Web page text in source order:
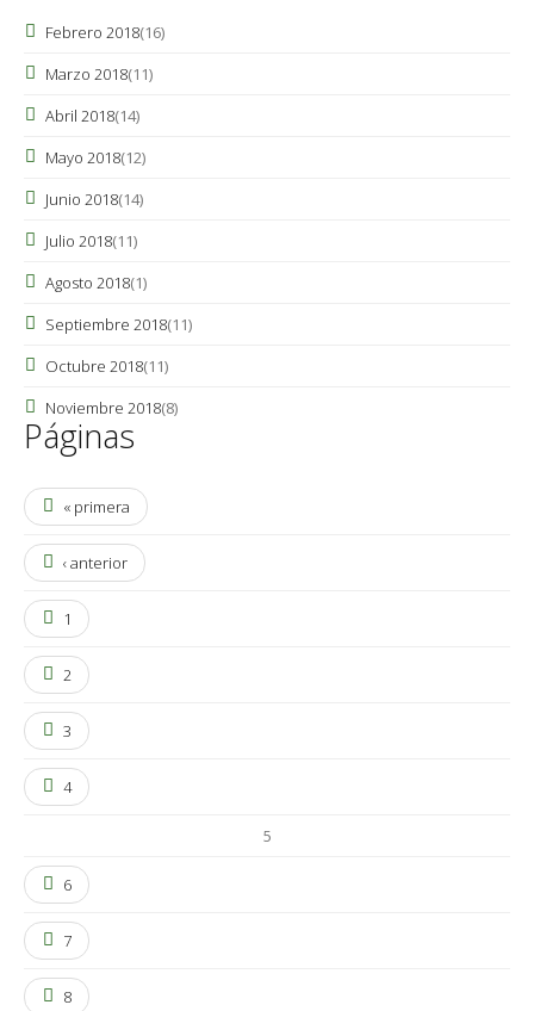
Febrero 2018(16)
Marzo 2018(11)
Abril 2018(14)
Mayo 2018(12)
Junio 2018(14)
Julio 2018(11)
Agosto 2018(1)
Septiembre 2018(11)
Octubre 2018(11)
Noviembre 2018(8)
Páginas
« primera
‹ anterior
1
2
3
4
5
6
7
8